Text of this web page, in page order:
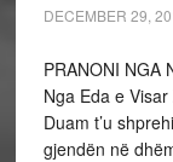
DECEMBER 29,
PRANONI NGA
Nga Eda e
Duam t’u
gjendën në